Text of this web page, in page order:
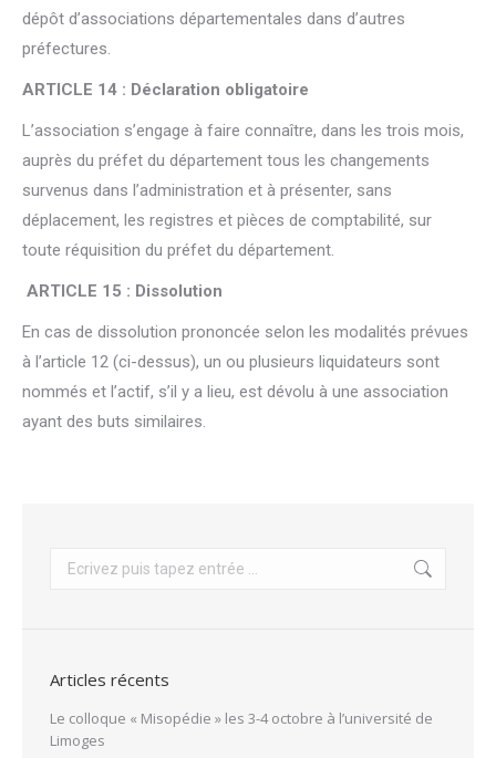
dépôt d’associations départementales dans d’autres
préfectures.
ARTICLE 14 : Déclaration obligatoire
L’association s’engage à faire connaître, dans les trois mois,
auprès du préfet du département tous les changements
survenus dans l’administration et à présenter, sans
déplacement, les registres et pièces de comptabilité, sur
toute réquisition du préfet du département.
ARTICLE 15 : Dissolution
En cas de dissolution prononcée selon les modalités prévues
à l’article 12 (ci-dessus), un ou plusieurs liquidateurs sont
nommés et l’actif, s’il y a lieu, est dévolu à une association
ayant des buts similaires.
Recherche
Articles récents
Le colloque « Misopédie » les 3-4 octobre à l’université de
Limoges